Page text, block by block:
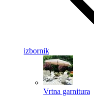
izbornik
Vrtna garnitura